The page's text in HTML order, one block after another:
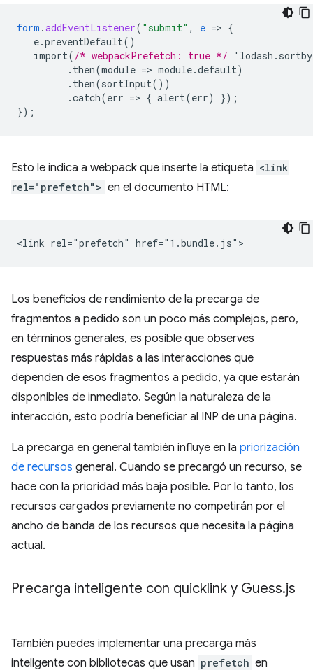
form .addEventListener( "submit" , e => {
e.preventDefault()
import( /* webpackPrefetch: true */
.then(module => module.default)
.then(sortInput())
.catch(err => { alert(err) });
});
Esto le indica a webpack que inserte la etiqueta <link
rel="prefetch"> en el documento HTML:
Los beneficios de rendimiento de la precarga de
fragmentos a pedido son un poco más complejos, pero,
en términos generales, es posible que observes
respuestas más rápidas a las interacciones que
dependen de esos fragmentos a pedido, ya que estarán
disponibles de inmediato. Según la naturaleza de la
interacción, esto podría beneficiar al INP de una página.
La precarga en general también influye en la priorización
de recursos general. Cuando se precargó un recurso, se
hace con la prioridad más baja posible. Por lo tanto, los
recursos cargados previamente no competirán por el
ancho de banda de los recursos que necesita la página
actual.
Precarga inteligente con quicklink y Guess.js
También puedes implementar una precarga más
inteligente con bibliotecas que usan prefetch en